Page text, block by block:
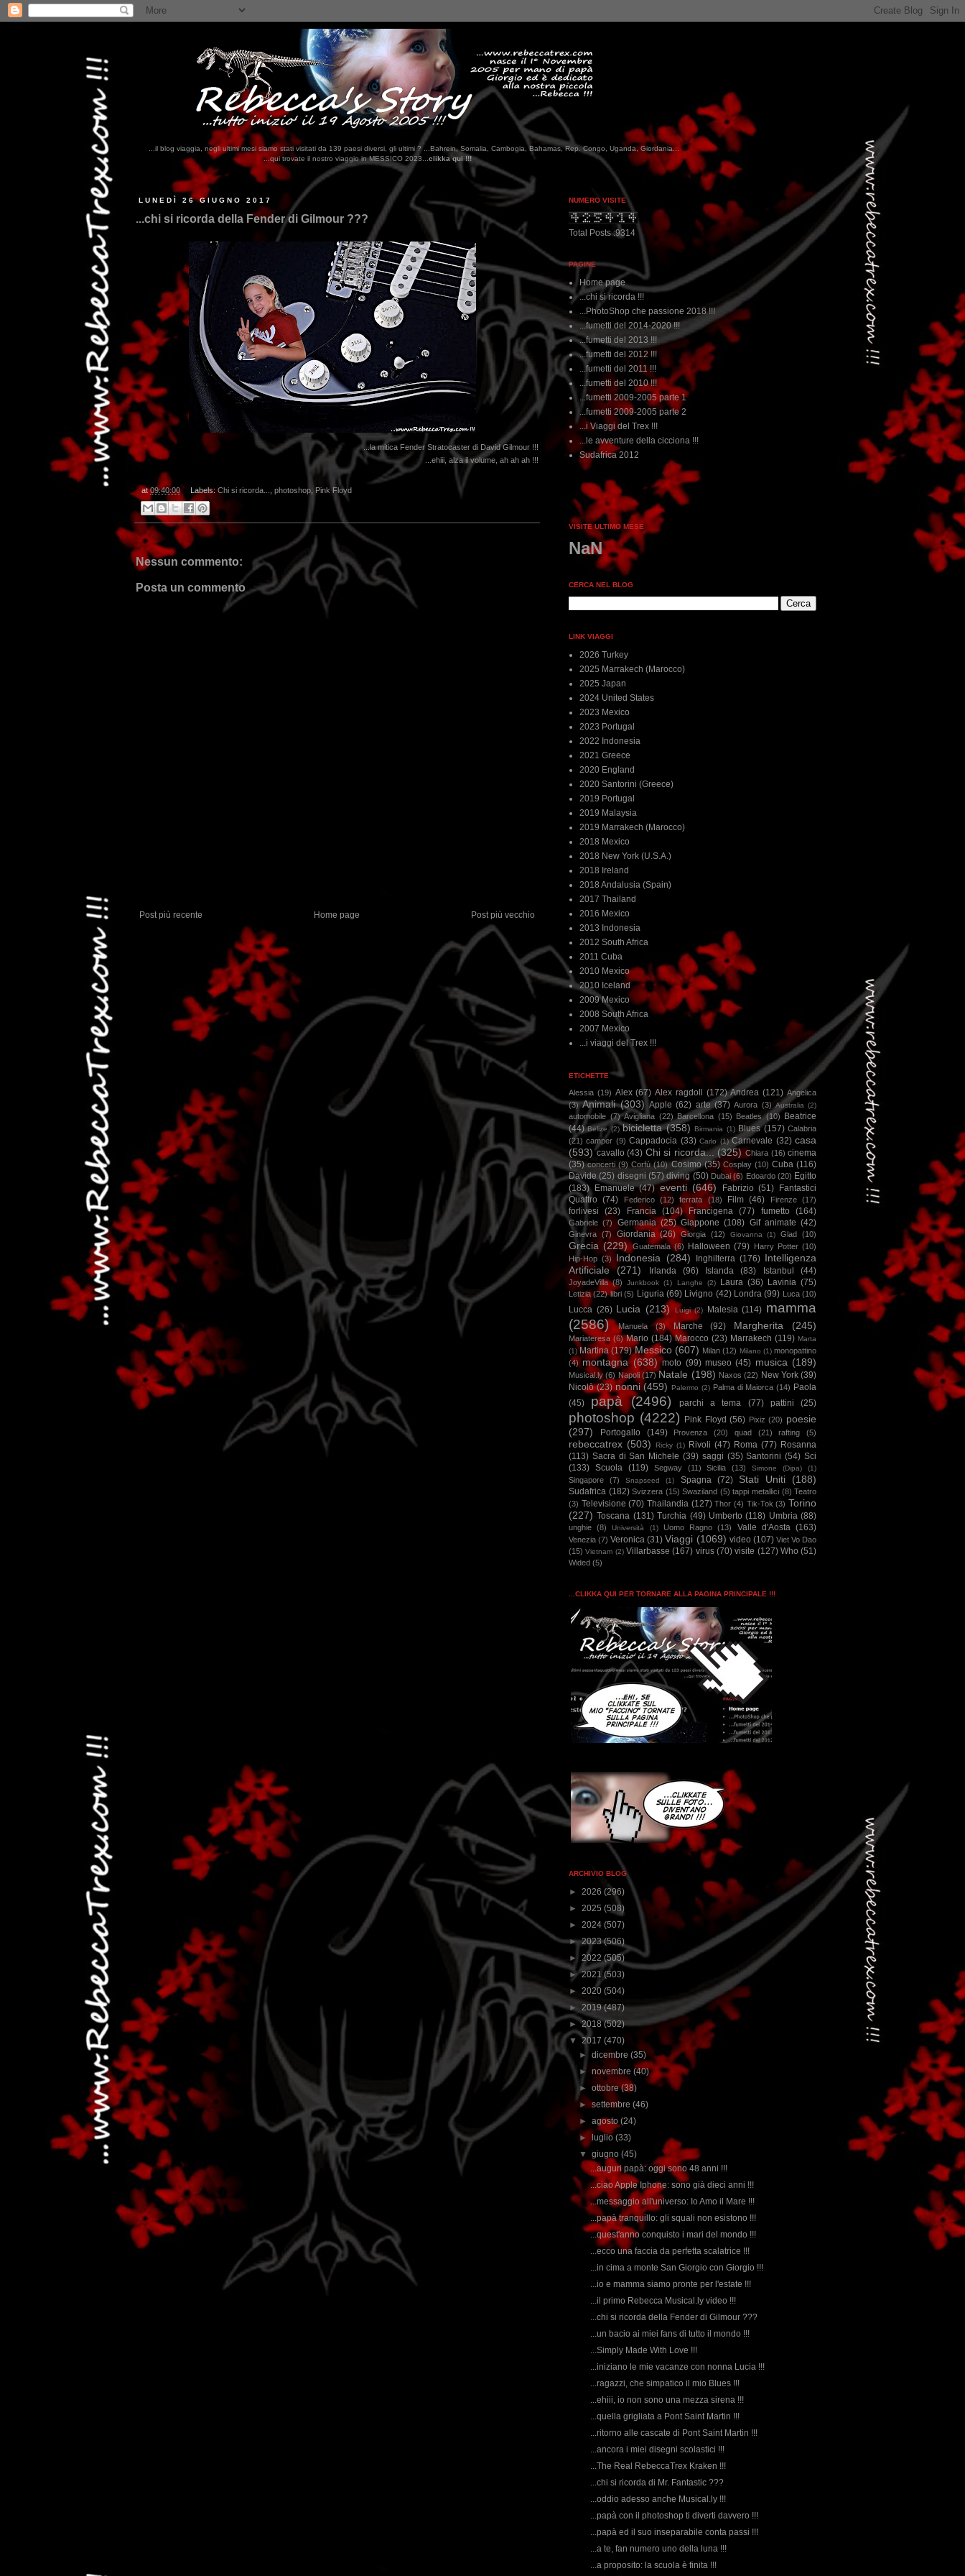
...il blog viaggia, negli ultimi mesi siamo stati visitati da 139 paesi diversi, gli ultimi ? ...Bahrein, Somalia, Cambogia, Bahamas, Rep. Congo, Uganda, Giordania...
...qui trovate il nostro viaggio in MESSICO 2023...clikka qui !!!
LUNEDÌ 26 GIUGNO 2017
...chi si ricorda della Fender di Gilmour ???
...la mitica Fender Stratocaster di David Gilmour !!!
...ehiii, alza il volume, ah ah ah !!!
at09:40:00 Labels:Chi si ricorda... photoshop, Pink Floyd
Nessun commento:
Posta un commento
Post più recente Post più vecchio
Home page
NUMERO VISITE
Total Posts :9314
PAGINE
Home page
...chi si ricorda !!!
...PhotoShop che passione 2018 !!!
...fumetti del 2014-2020 !!!
...fumetti del 2013 !!!
...fumetti del 2012 !!!
...fumetti del 2011 !!!
...fumetti del 2010 !!!
...fumetti 2009-2005 parte 1
...fumetti 2009-2005 parte 2
...i Viaggi del Trex !!!
...le avventure della cicciona !!!
Sudafrica 2012
...dai non perdere tempo, clikka "qui", c'è il meglio del
VISITE ULTIMO MESE
NaN
CERCA NEL BLOG
LINK VIAGGI
2026 Turkey
2025 Marrakech (Marocco)
2025 Japan
2024 United States
2023 Mexico
2023 Portugal
2022 Indonesia
2021 Greece
2020 England
2020 Santorini (Greece)
2019 Portugal
2019 Malaysia
2019 Marrakech (Marocco)
2018 Mexico
2018 New York (U.S.A.)
2018 Ireland
2018 Andalusia (Spain)
2017 Thailand
2016 Mexico
2013 Indonesia
2012 South Africa
2011 Cuba
2010 Mexico
2010 Iceland
2009 Mexico
2008 South Africa
2007 Mexico
...i viaggi del Trex !!!
ETICHETTE
Alessia (19) Alex (67) Alex ragdoll (172) Andrea (121) Angelica
(3) Animali (303) Apple (62) arte (37) Aurora (3) Australia (2)
automobile (7) Avigliana (22) Barcellona (15) Beatles (10)
Beatrice
(44) Belize (2) bicicletta (358) Birmania (1) Blues (157) Calabria
(21) camper (9) Cappadocia (33) Carlo (1) Carnevale (32) casa
(593) cavallo (43) Chi si ricorda... (325) Chiara (16) cinema
(35) concerti (9) Corfù (10) Cosimo (35) Cosplay (10) Cuba (116)
Davide (25) disegni (57) diving (50) Dubai (6) Edoardo (20) Egitto
(183)
Emanuele (47) eventi (646) Fabrizio (51)
Fantastici
Quattro (74) Federico (12) ferrata (18) Film (46) Firenze (17)
forlivesi (23) Francia (104) Francigena (77) fumetto (164)
Gabriele (7) Germania (25) Giappone (108) Gif animate (42)
Ginevra (7) Giordania (26) Giorgia (12) Giovanna (1) Glad (10)
Grecia (229) Guatemala (6) Halloween (79) Harry Potter (10)
Hip-Hop (3) Indonesia (284) Inghilterra (176) Intelligenza
Artificiale
(271) Irlanda (96) Islanda (83) Istanbul (44)
JoyadeVilla (8) Junkbook (1) Langhe (2) Laura (36) Lavinia (75)
Letizia (22) libri (5) Liguria (69) Livigno (42) Londra (99) Luca (10)
Lucca (26) Lucia (213) Luigi (2) Malesia (114) mamma
(2586)
Manuela (3) Marche (92) Margherita (245)
Mariateresa (6) Mario (184) Marocco (23) Marrakech (119) Marta
(1) Martina (179) Messico (607) Milan (12) Milano (1) monopattino
(4) montagna (638) moto (99) museo (45) musica (189)
Musical.ly (6) Napoli (17) Natale (198) Naxos (22) New York (39)
Nicolò (23) nonni (459) Palermo (2) Palma di Maiorca (14) Paola
(45)
papà (2496) parchi a tema (77) pattini (25)
photoshop (4222) Pink Floyd (56) Pixiz (20) poesie
(297)
Portogallo (149) Provenza (20) quad (21) rafting (5)
rebeccatrex (503) Ricky (1) Rivoli (47) Roma (77) Rosanna
(113) Sacra di San Michele (39) saggi (35) Santorini (54) Sci
(133) Scuola (119) Segway (11) Sicilia (13) Simone (Dipa) (1)
Singapore (7) Snapseed (1) Spagna (72) Stati Uniti (188)
Sudafrica (182) Svizzera (15) Swaziland (5) tappi metallici (8) Teatro
(3) Televisione (70) Thailandia (127) Thor (4) Tik-Tok (3) Torino
(227) Toscana (131) Turchia (49) Umberto (118) Umbria (88)
unghie (8) Università (1) Uomo Ragno (13) Valle d'Aosta (163)
Venezia (7) Veronica (31) Viaggi (1069) video (107) Viet Vo Dao
(15) Vietnam (2) Villarbasse (167) virus (70) visite (127) Who (51)
Wided (5)
...CLIKKA QUI PER TORNARE ALLA PAGINA PRINCIPALE !!!
ARCHIVIO BLOG
► 2026 (296)
► 2025 (508)
► 2024 (507)
►2023(506)
► 2022(505)
►2021(503)
► 2020 (504)
► 2019(487)
►2018(502)
▼ 2017 (470)
►dicembre(35)
►novembre(40)
►ottobre(38)
►settembre(46)
►agosto(24)
►luglio(33)
▼giugno(45)
...auguri papà: oggi sono 48 anni !!!
...ciao Apple Iphone: sono già dieci anni !!!
...messaggio all'universo: Io Amo il Mare !!!
...papà tranquillo: gli squali non esistono !!!
...quest'anno conquisto i mari del mondo !!!
...ecco una faccia da perfetta scalatrice !!!
...in cima a monte San Giorgio con Giorgio !!!
...io e mamma siamo pronte per l'estate !!!
...il primo Rebecca Musical.ly video !!!
...chi si ricorda della Fender di Gilmour ???
...un bacio ai miei fans di tutto il mondo !!!
...Simply Made With Love !!!
...iniziano le mie vacanze con nonna Lucia !!!
...ragazzi, che simpatico il mio Blues !!!
...ehiii, io non sono una mezza sirena !!!
...quella grigliata a Pont Saint Martin !!!
...ritorno alle cascate di Pont Saint Martin !!!
...ancora i miei disegni scolastici !!!
...The Real RebeccaTrex Kraken !!!
...chi si ricorda di Mr. Fantastic ???
...oddio adesso anche Musical.ly !!!
...papà con il photoshop ti diverti davvero !!!
...papà ed il suo inseparabile conta passi !!!
...a te, fan numero uno della luna !!!
...a proposito: la scuola è finita !!!